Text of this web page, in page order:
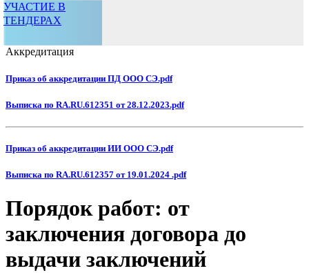
УЧАСТИЕ В
ТЕНДЕРАХ
Аккредитация
Приказ об аккредитации ПД ООО СЭ.pdf
Выписка по RA.RU.612351 от 28.12.2023.pdf
Приказ об аккредитации ИИ ООО СЭ.pdf
Выписка по RA.RU.612357 от 19.01.2024 .pdf
Порядок работ: от
заключения договора до
выдачи заключений